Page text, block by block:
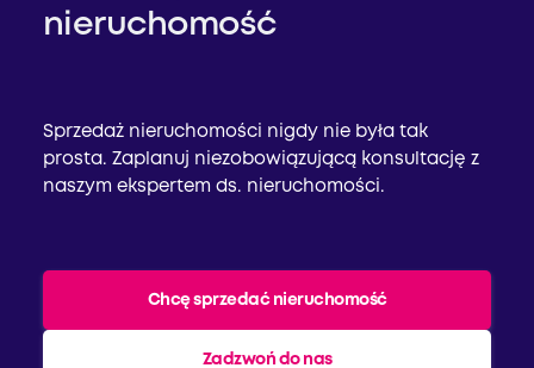
nieruchomość
Sprzedaż nieruchomości nigdy nie była tak
prosta. Zaplanuj niezobowiązującą konsultację z
naszym ekspertem ds. nieruchomości.
Chcę sprzedać nieruchomość
Zadzwoń do nas